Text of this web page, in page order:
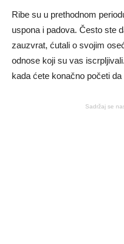
Ribe su u prethodnom
uspona i padova. Često ste
zauzvrat, ćutali o svojim
odnose koji su vas
kada ćete konačno početi
Sadržaj se